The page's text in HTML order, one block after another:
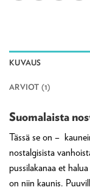
KUVAUS
ARVIOT (1)
Suomalaista
Tässä se on –
nostalgisista
pussilakanaa et
on niin kaunis.